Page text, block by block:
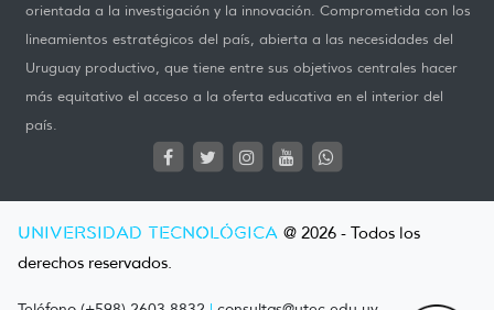
orientada a la investigación y la innovación. Comprometida con los
lineamientos estratégicos del país, abierta a las necesidades del
Uruguay productivo, que tiene entre sus objetivos centrales hacer
más equitativo el acceso a la oferta educativa en el interior del
país.
UNIVERSIDAD TECNOLÓGICA @ 2026 - Todos los
derechos reservados.